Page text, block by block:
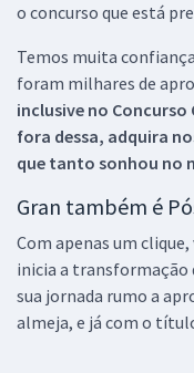
o concurso que está
Temos muita
foram milhares de
inclusive no Concurso
fora dessa, adquira
que tanto sonhou no
Gran também é
Com apenas um
inicia a transformação
sua jornada rumo a
almeja, e já com o